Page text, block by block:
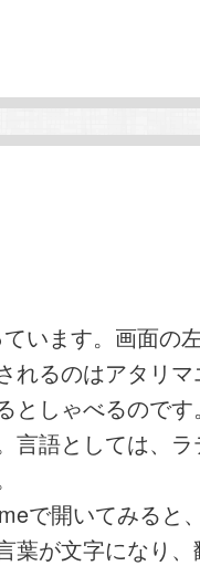
います。画面の
れるのはアタリ
としゃべるので
言語としては、
で開いてみると
葉が文字になり